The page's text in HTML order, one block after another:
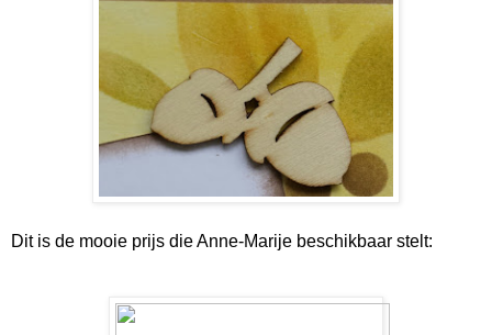
Dit is de mooie prijs die Anne-Marije beschikbaar stelt: